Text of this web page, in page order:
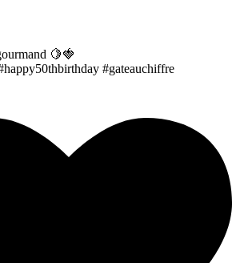
🍋🍓
#gateauchiffre